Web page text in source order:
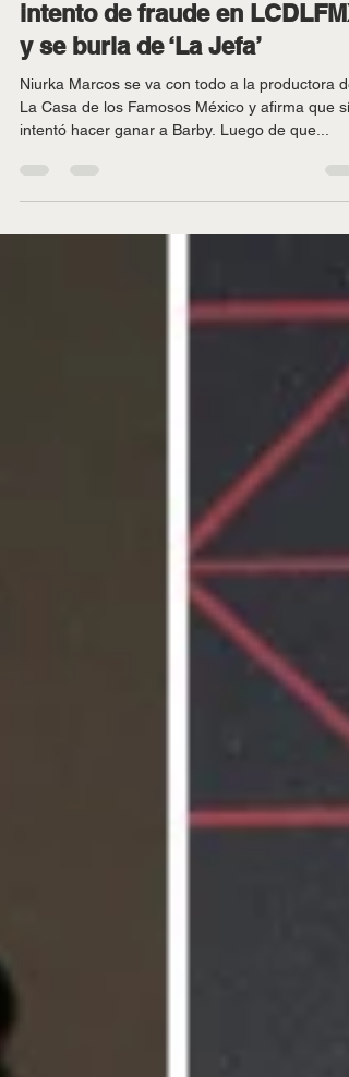
Niurka asegura que sí hubo
intento de fraude en LCDLFMX
y se burla de ‘La Jefa’
Niurka Marcos se va con todo a la productora de
La Casa de los Famosos México y afirma que sí
intentó hacer ganar a Barby. Luego de que...